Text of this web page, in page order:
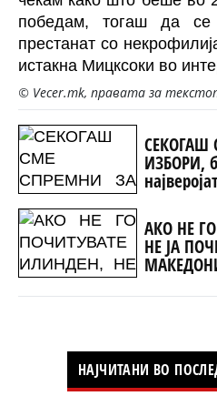
победам, тогаш да
престанат со
истакна Мицксоки во
© Vecer.mk, правата за
СЕКОГАШ
ИЗБОРИ,
редовни
АКО НЕ
НЕ ЈА
НАЈЧИТАНИ ВО